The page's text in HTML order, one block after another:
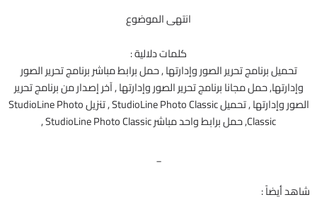
انتهى الموضوع
كلمات دلالية :
تحميل برنامج تحرير الصور وإدارتها , حمل برابط مباشر برنامج تحرير الصور
وإدارتها, حمل مجانا برنامج تحرير الصور وإدارتها , آخر إصدار من برنامج تحرير
الصور وإدارتها , تحميل StudioLine Photo Classic , تنزيل StudioLine Photo
Classic, حمل برابط واحد مباشر StudioLine Photo Classic ,
_
شاهد أيضاً :